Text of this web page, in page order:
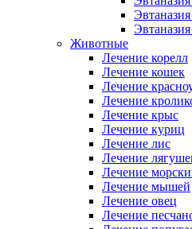
Животные
Лечение корелл
Лечение кошек
Лечение
Лечение
Лечение крыс
Лечение куриц
Лечение лис
Лечение
Лечение
Лечение мышей
Лечение овец
Лечение